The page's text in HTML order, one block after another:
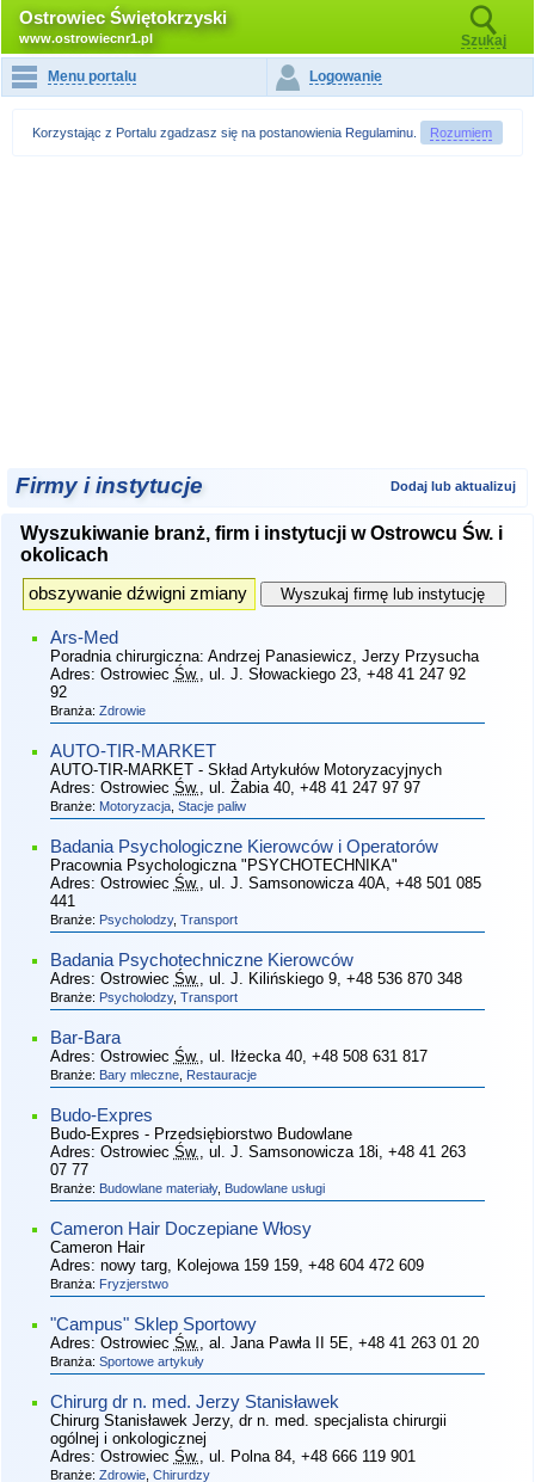
Ostrowiec Świętokrzyski
www.ostrowiecnr1.pl Szukaj
Menu portalu Logowanie
Korzystając z Portalu zgadzasz się na postanowienia Regulaminu Rozumiem
Firmy i instytucje Dodaj lub aktualizuj
Wyszukiwanie branż, firm i instytucji w Ostrowcu Św. i
okolicach
Ars-Med
Poradnia chirurgiczna: Andrzej Panasiewicz, Jerzy Przysucha
Adres: Ostrowiec Św. , ul. J. Słowackiego 23, +48 41 247 92
92
Branża: Zdrowie
AUTO-TIR-MARKET
AUTO-TIR-MARKET - Skład Artykułów Motoryzacyjnych
Adres: Ostrowiec Św. , ul. Żabia 40, +48 41 247 97 97
Branże: Motoryzacja, Stacje paliw
Badania Psychologiczne Kierowców i Operatorów
Pracownia Psychologiczna "PSYCHOTECHNIKA"
Adres: Ostrowiec Św. , ul. J. Samsonowicza 40A, +48 501 085
441
Branże: Psycholodzy, Transport
Badania Psychotechniczne Kierowców
Adres: Ostrowiec Św. , ul. J. Kilińskiego 9, +48 536 870 348
Branże: Psycholodzy, Transport
Bar-Bara
Adres: Ostrowiec Św. , ul. Iłżecka 40, +48 508 631 817
Branże: Bary mleczne, Restauracje
Budo-Expres
Budo-Expres - Przedsiębiorstwo Budowlane
Adres: Ostrowiec Św. , ul. J. Samsonowicza 18i , +48 41 263
07 77
Branże: Budowlane materiały, Budowlane usługi
Cameron Hair Doczepiane Włosy
Cameron Hair
Adres: nowy targ, Kolejowa 159 159, +48 604 472 609
Branża: Fryzjerstwo
"Campus" Sklep Sportowy
Adres: Ostrowiec Św. , al. Jana Pawła II 5E , +48 41 263 01 20
Branża: Sportowe artykuły
Chirurg dr n. med. Jerzy Stanisławek
Chirurg Stanisławek Jerzy, dr n. med. specjalista chirurgii
ogólnej i onkologicznej
Adres: Ostrowiec Św. , ul. Polna 84, +48 666 119 901
Branże: Zdrowie, Chirurdzy